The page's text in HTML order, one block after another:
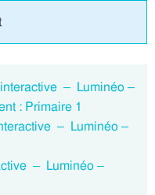
– Luminéo –
: Primaire 1
– Luminéo –
– Luminéo –